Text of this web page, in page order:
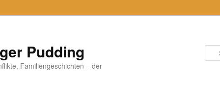
Pudding
Familiengeschichten – der